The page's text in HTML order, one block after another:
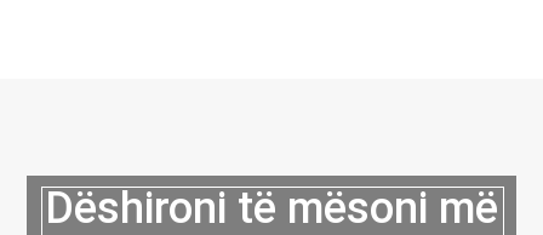
Dëshironi të mësoni më